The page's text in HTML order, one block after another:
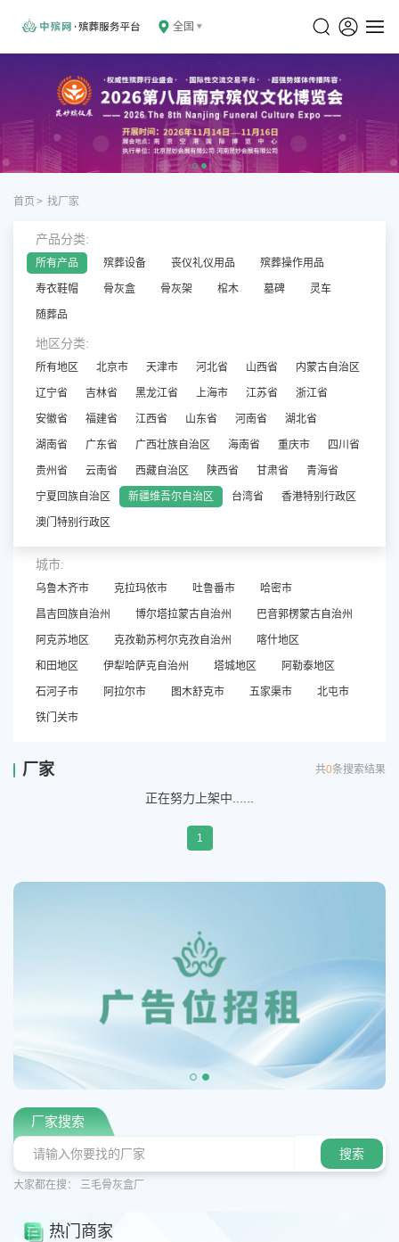
全国
首页 > 找厂家
产品分类:
所有产品 殡葬设备 丧仪礼仪用品 殡葬操作用品
寿衣鞋帽 骨灰盒 骨灰架 棺木 墓碑 灵车
随葬品
地区分类:
所有地区 北京市 天津市 河北省 山西省 内蒙古自治区
辽宁省 吉林省 黑龙江省 上海市 江苏省 浙江省
安徽省 福建省 江西省 山东省 河南省 湖北省
湖南省 广东省 广西壮族自治区 海南省 重庆市 四川省
贵州省 云南省 西藏自治区 陕西省 甘肃省 青海省
宁夏回族自治区 新疆维吾尔自治区 台湾省 香港特别行政区
澳门特别行政区
城市:
乌鲁木齐市 克拉玛依市 吐鲁番市 哈密市
昌吉回族自治州 博尔塔拉蒙古自治州 巴音郭楞蒙古自治州
阿克苏地区 克孜勒苏柯尔克孜自治州 喀什地区
和田地区 伊犁哈萨克自治州 塔城地区 阿勒泰地区
石河子市 阿拉尔市 图木舒克市 五家渠市 北屯市
铁门关市
厂家 共0条搜索结果
正在努力上架中......
1
厂家搜索
大家都在搜： 三毛骨灰盒厂
热门商家